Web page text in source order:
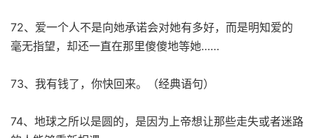
72、爱一个人不是向她承诺会对她有多好，而是明知爱的
毫无指望，却还一直在那里傻傻地等她……
73、我有钱了，你快回来。（经典语句）
74、地球之所以是圆的，是因为上帝想让那些走失或者迷路